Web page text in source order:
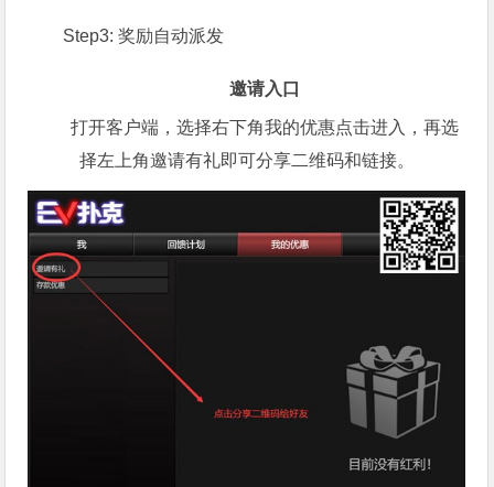
Step3: 奖励自动派发
邀请入口
打开客户端，选择右下角我的优惠点击进入，再选
择左上角邀请有礼即可分享二维码和链接。